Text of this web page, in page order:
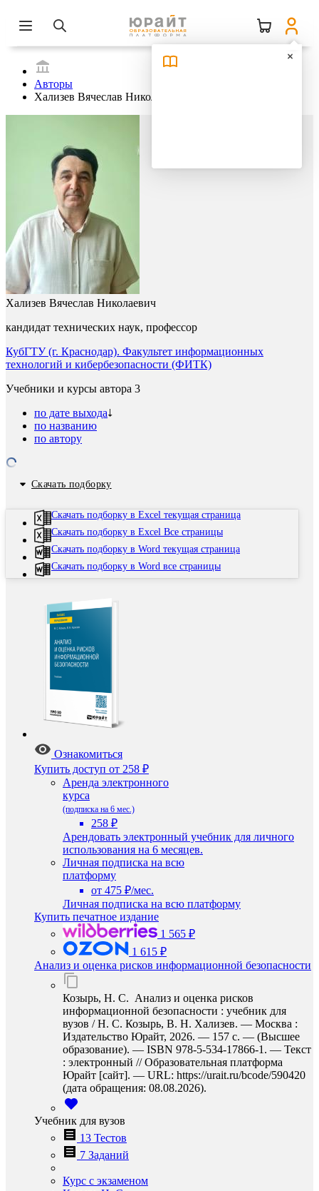
Авторы
Хализев Вячеслав Николаевич
Хализев Вячеслав Николаевич
кандидат технических наук, профессор
КубГТУ (г. Краснодар). Факультет информационных
технологий и кибербезопасности (ФИТК)
Учебники и курсы автора 3
по дате выхода
по названию
по автору
Скачать подборку
Скачать подборку в Excel текущая страница
Скачать подборку в Excel Все страницы
Скачать подборку в Word текущая страница
Скачать подборку в Word все страницы
Ознакомиться
Купить доступ от 258 ₽
Аренда электронного
курса
(подписка на 6 мес.)
258 ₽
Арендовать электронный учебник для личного
использования на 6 месяцев.
Личная подписка на всю
платформу
от 475 ₽/мес.
Личная подписка на всю платформу
Купить печатное издание
1 565 ₽
1 615 ₽
Анализ и оценка рисков информационной безопасности
Козырь, Н. С. Анализ и оценка рисков
информационной безопасности : учебник для
вузов / Н. С. Козырь, В. Н. Хализев. — Москва :
Издательство Юрайт, 2026. — 157 с. — (Высшее
образование). — ISBN 978-5-534-17866-1. — Текст
: электронный // Образовательная платформа
Юрайт [сайт]. — URL: https://urait.ru/bcode/590420
(дата обращения: 08.08.2026).
Учебник для вузов
13 Тестов
7 Заданий
Курс с экзаменом